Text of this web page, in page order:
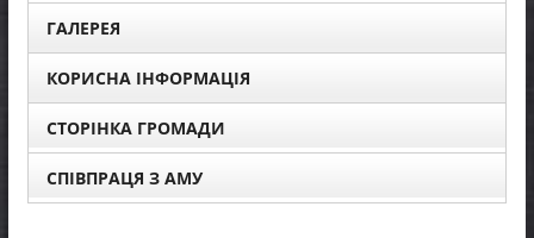
ГАЛЕРЕЯ
КОРИСНА ІНФОРМАЦІЯ
СТОРІНКА ГРОМАДИ
СПІВПРАЦЯ З АМУ